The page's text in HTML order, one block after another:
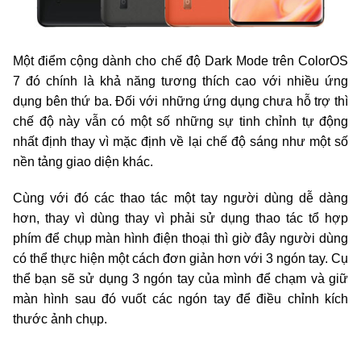
Một điểm cộng dành cho chế độ Dark Mode trên ColorOS
7 đó chính là khả năng tương thích cao với nhiều ứng
dụng bên thứ ba. Đối với những ứng dụng chưa hỗ trợ thì
chế độ này vẫn có một số những sự tinh chỉnh tự động
nhất định thay vì mặc định về lại chế độ sáng như một số
nền tảng giao diện khác.
Cùng với đó các thao tác một tay người dùng dễ dàng
hơn, thay vì dùng thay vì phải sử dụng thao tác tổ hợp
phím để chụp màn hình điện thoại thì giờ đây người dùng
có thể thực hiện một cách đơn giản hơn với 3 ngón tay. Cụ
thể bạn sẽ sử dụng 3 ngón tay của mình để chạm và giữ
màn hình sau đó vuốt các ngón tay để điều chỉnh kích
thước ảnh chụp.